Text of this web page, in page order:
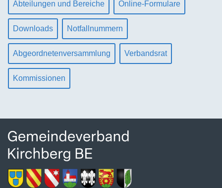
Abteilungen und Bereiche Online-Formulare
Downloads Notfallnummern
Abgeordnetenversammlung Verbandsrat
Kommissionen